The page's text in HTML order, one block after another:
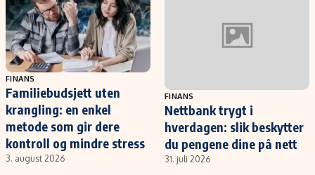
FINANS
Familiebudsjett uten
krangling: en enkel
metode som gir dere
kontroll og mindre stress
3. august 2026
FINANS
Nettbank trygt i
hverdagen: slik beskytter
du pengene dine på nett
31. juli 2026